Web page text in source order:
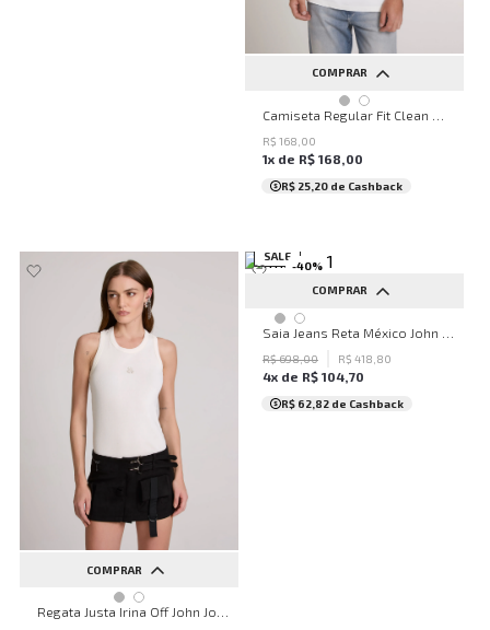
COMPRAR
PP P M G
GG
R$ 168 00
1x de R$ 168 00
R$ 25,20 de Cashback
COMPRAR
PP P M G
SALE
-40%
COMPRAR
36 38 42
R$698,00 R$ 418 80
4x de R$ 104 70
R$ 62,82 de Cashback